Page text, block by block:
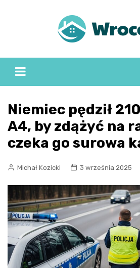
Niemiec pędził
A4, by zdążyć na
czeka go surowa
Michał Kozicki 3 września 2025